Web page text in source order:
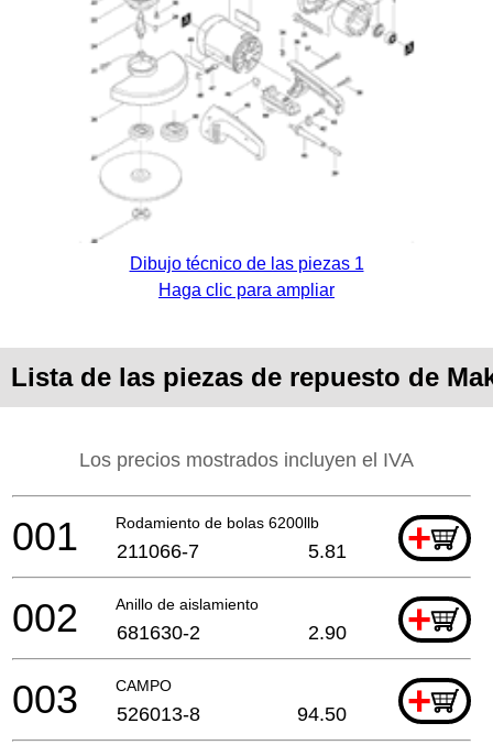
Dibujo técnico de las piezas 1
Haga clic para ampliar
Lista de las piezas de repuesto de
Los precios mostrados incluyen el IVA
Rodamiento de bolas 6200llb +
001 211066-7 5.81
Anillo de aislamiento +
002 681630-2 2.90
CAMPO +
003 526013-8 94.50